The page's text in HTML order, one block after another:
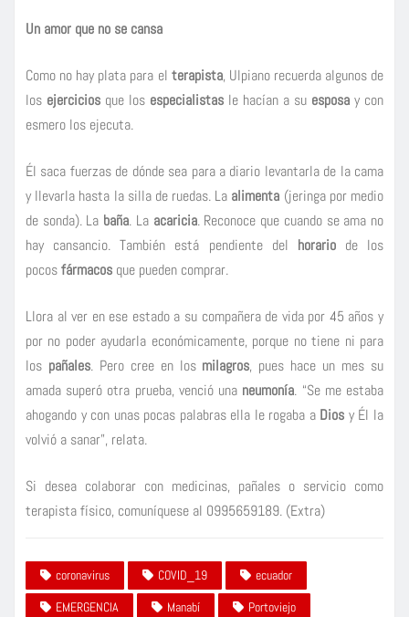
Un amor que no se cansa
Como no hay plata para el terapista, Ulpiano recuerda algunos de
los ejercicios que los especialistas le hacían a su esposa y con
esmero los ejecuta.
Él saca fuerzas de dónde sea para a diario levantarla de la cama
y llevarla hasta la silla de ruedas. La alimenta (jeringa por medio
de sonda). La baña. La acaricia. Reconoce que cuando se ama no
hay cansancio. También está pendiente del horariode los
pocosfármacos que pueden comprar.
Llora al ver en ese estado a su compañera de vida por 45 años y
por no poder ayudarla económicamente, porque no tiene ni para
los pañales. Pero cree en los milagros, pues hace un mes su
amada superó otra prueba, venció una neumonía. “Se me estaba
ahogando y con unas pocas palabras ella le rogaba aDios y Él la
volvió a sanar”, relata.
Si desea colaborar con medicinas, pañales o servicio como
terapista físico, comuníquese al 0995659189. (Extra)
coronavirus COVID_19
ecuador
EMERGENCIA
Manabí
Portoviejo